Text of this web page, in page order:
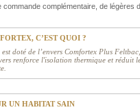
commande complémentaire, de légères
C’EST QUOI ?
doté de l’envers Comfortex Plus
renforce l'isolation thermique et réduit
UN HABITAT SAIN